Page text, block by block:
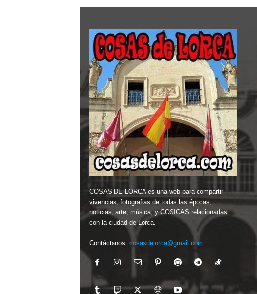
COSAS DE LORCA es una web para compartir
vivencias, fotografias de todas las épocas,
noticias, arte, música, y COSICAS relacionadas
con la ciudad de Lorca.
Contáctanos: cosasdelorca@gmail.com